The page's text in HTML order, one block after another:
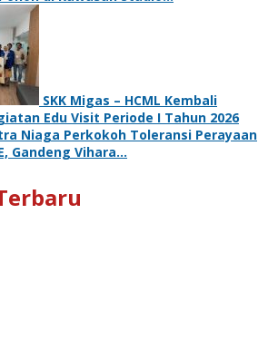
SKK Migas – HCML Kembali
Edu Visit Periode I Tahun 2026
Niaga Perkokoh Toleransi Perayaan
Gandeng Vihara…